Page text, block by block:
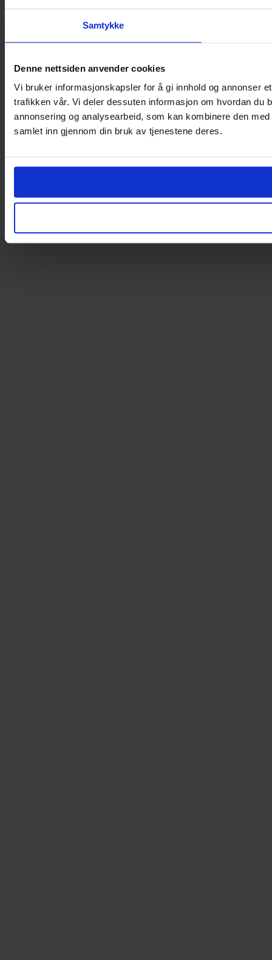
Samtykke
Denne nettsiden anvender cookies
Vi bruker informasjonskapsler for å gi innhold og annonser
trafikken vår. Vi deler dessuten informasjon om hvordan du
annonsering og analysearbeid, som kan kombinere den
samlet inn gjennom din bruk av tjenestene deres.